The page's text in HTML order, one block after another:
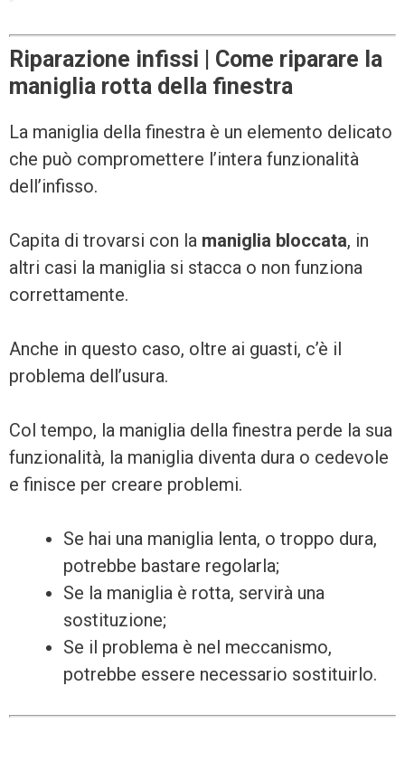
Riparazione infissi | Come riparare la
maniglia rotta della finestra
La maniglia della finestra è un elemento delicato
che può compromettere l’intera funzionalità
dell’infisso.
Capita di trovarsi con la maniglia bloccata, in
altri casi la maniglia si stacca o non funziona
correttamente.
Anche in questo caso, oltre ai guasti, c’è il
problema dell’usura.
Col tempo, la maniglia della finestra perde la sua
funzionalità, la maniglia diventa dura o cedevole
e finisce per creare problemi.
Se hai una maniglia lenta, o troppo dura,
potrebbe bastare regolarla;
Se la maniglia è rotta, servirà una
sostituzione;
Se il problema è nel meccanismo,
potrebbe essere necessario sostituirlo.